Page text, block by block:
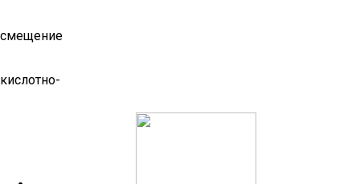
смещение
кислотно-